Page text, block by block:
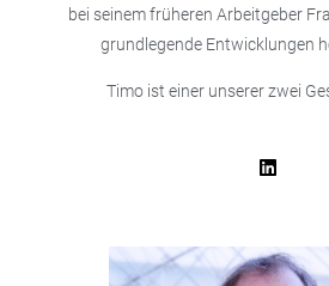
bei seinem früheren Arbeitgeber
grundlegende Entwicklungen
Timo ist einer unserer zwei